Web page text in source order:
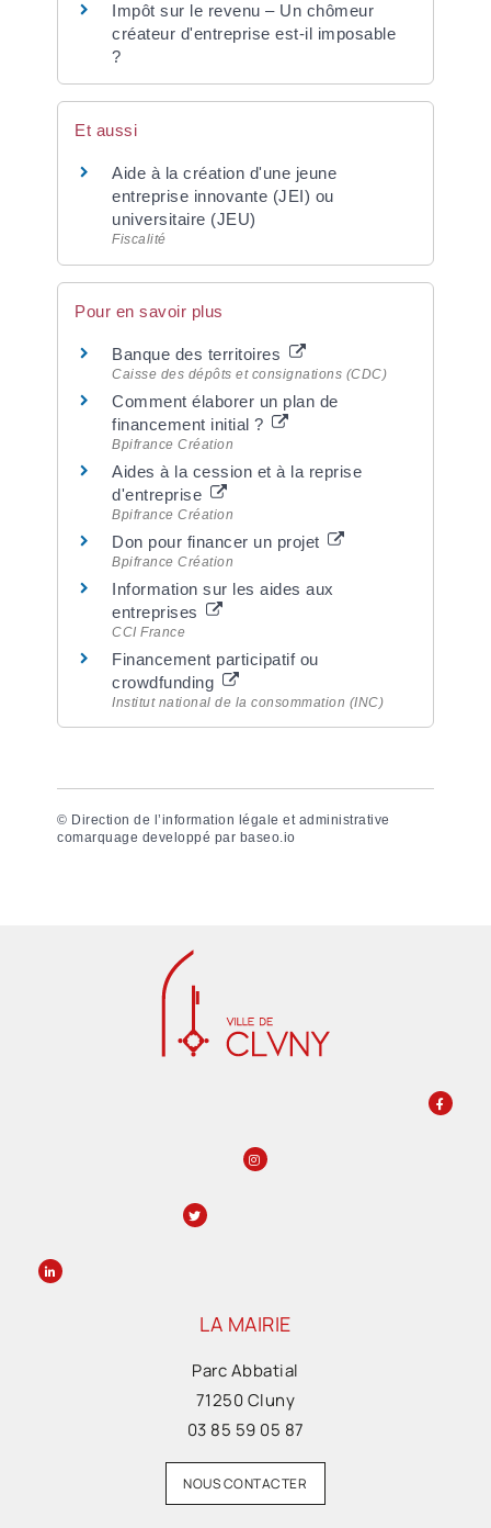
Impôt sur le revenu – Un chômeur
créateur d'entreprise est-il imposable
?
Et aussi
Aide à la création d'une jeune
entreprise innovante (JEI) ou
universitaire (JEU)
Fiscalité
Pour en savoir plus
Banque des territoires
Caisse des dépôts et consignations (CDC)
Comment élaborer un plan de
financement initial ?
Bpifrance Création
Aides à la cession et à la reprise
d'entreprise
Bpifrance Création
Don pour financer un projet
Bpifrance Création
Information sur les aides aux
entreprises
CCI France
Financement participatif ou
crowdfunding
Institut national de la consommation (INC)
© Direction de l’information légale et administrative
comarquage developpé par baseo.io
LA MAIRIE
Parc Abbatial
71250 Cluny
03 85 59 05 87
NOUS CONTACTER